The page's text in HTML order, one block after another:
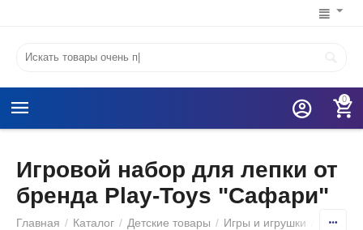
0
Игровой набор для лепки от
бренда Play-Toys "Сафари"
Главная / Каталог / Детские товары / Игры и игрушки Хобби